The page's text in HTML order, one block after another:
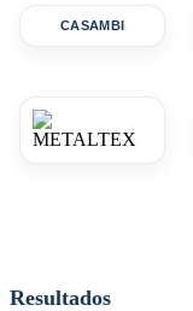
CASAMBI
Resultados